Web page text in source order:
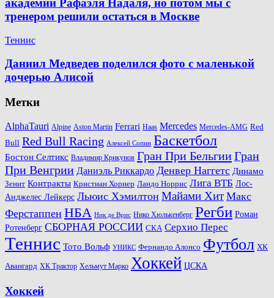
академии Рафаэля Надаля, но потом мы с
тренером решили остаться в Москве
Теннис
Даниил Медведев поделился фото с маленькой
дочерью Алисой
Метки
AlphaTauri Alpine Aston Martin Ferrari Haas Mercedes Mercedes-AMG Red
Bull Red Bull Racing Алексей Сопин Баскетбол
Бостон Селтикс Владимир Крикунов Гран При БельгииГран
При Венгрии Даниэль Риккардо Денвер Наггетс Динамо
Зенит Контракты Кристиан Хорнер Ландо Норрис Лига ВТБ Лос-
Анджелес Лейкерс Льюис Хэмилтон Майами Хит Макс
Ферстаппен НБА Ник де Врис Нико Хюлькенберг Регби Роман
Ротенберг СБОРНАЯ РОССИИ СКА Серхио Перес
Теннис Тото Вольф УНИКС Фернандо Алонсо Футбол ХК
Авангард ХК Трактор Хельмут Марко Хоккей ЦСКА
Хоккей